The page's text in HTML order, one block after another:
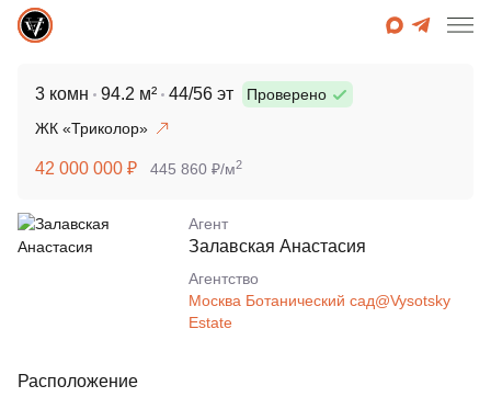
3 комн 94.2 м² 44/56 эт
Проверено
ЖК «Триколор»
42 000 000 ₽ 445 860 ₽/м2
Агент
Залавская Анастасия
Агентcтво
Москва Ботанический сад@Vysotsky
Estate
Расположение